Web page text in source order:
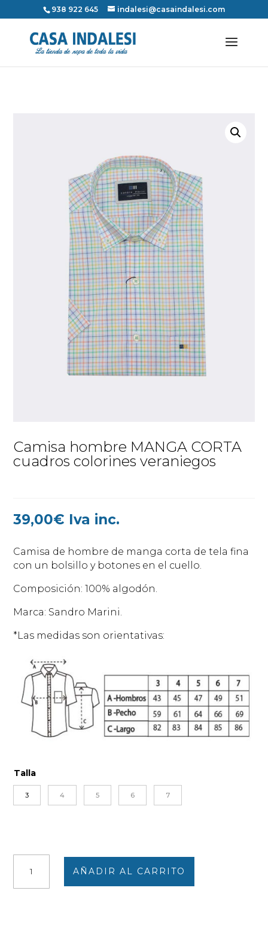
938 922 645 indalesi@casaindalesi.com
Camisa hombre MANGA CORTA
cuadros colorines veraniegos
39,00€ Iva inc.
Camisa de hombre de manga corta de tela fina
con un bolsillo y botones en el cuello.
Composición: 100% algodón.
Marca: Sandro Marini.
*Las medidas son orientativas:
Talla
3 4 5 6 7
hombre
MANGA
AÑADIR AL CARRITO